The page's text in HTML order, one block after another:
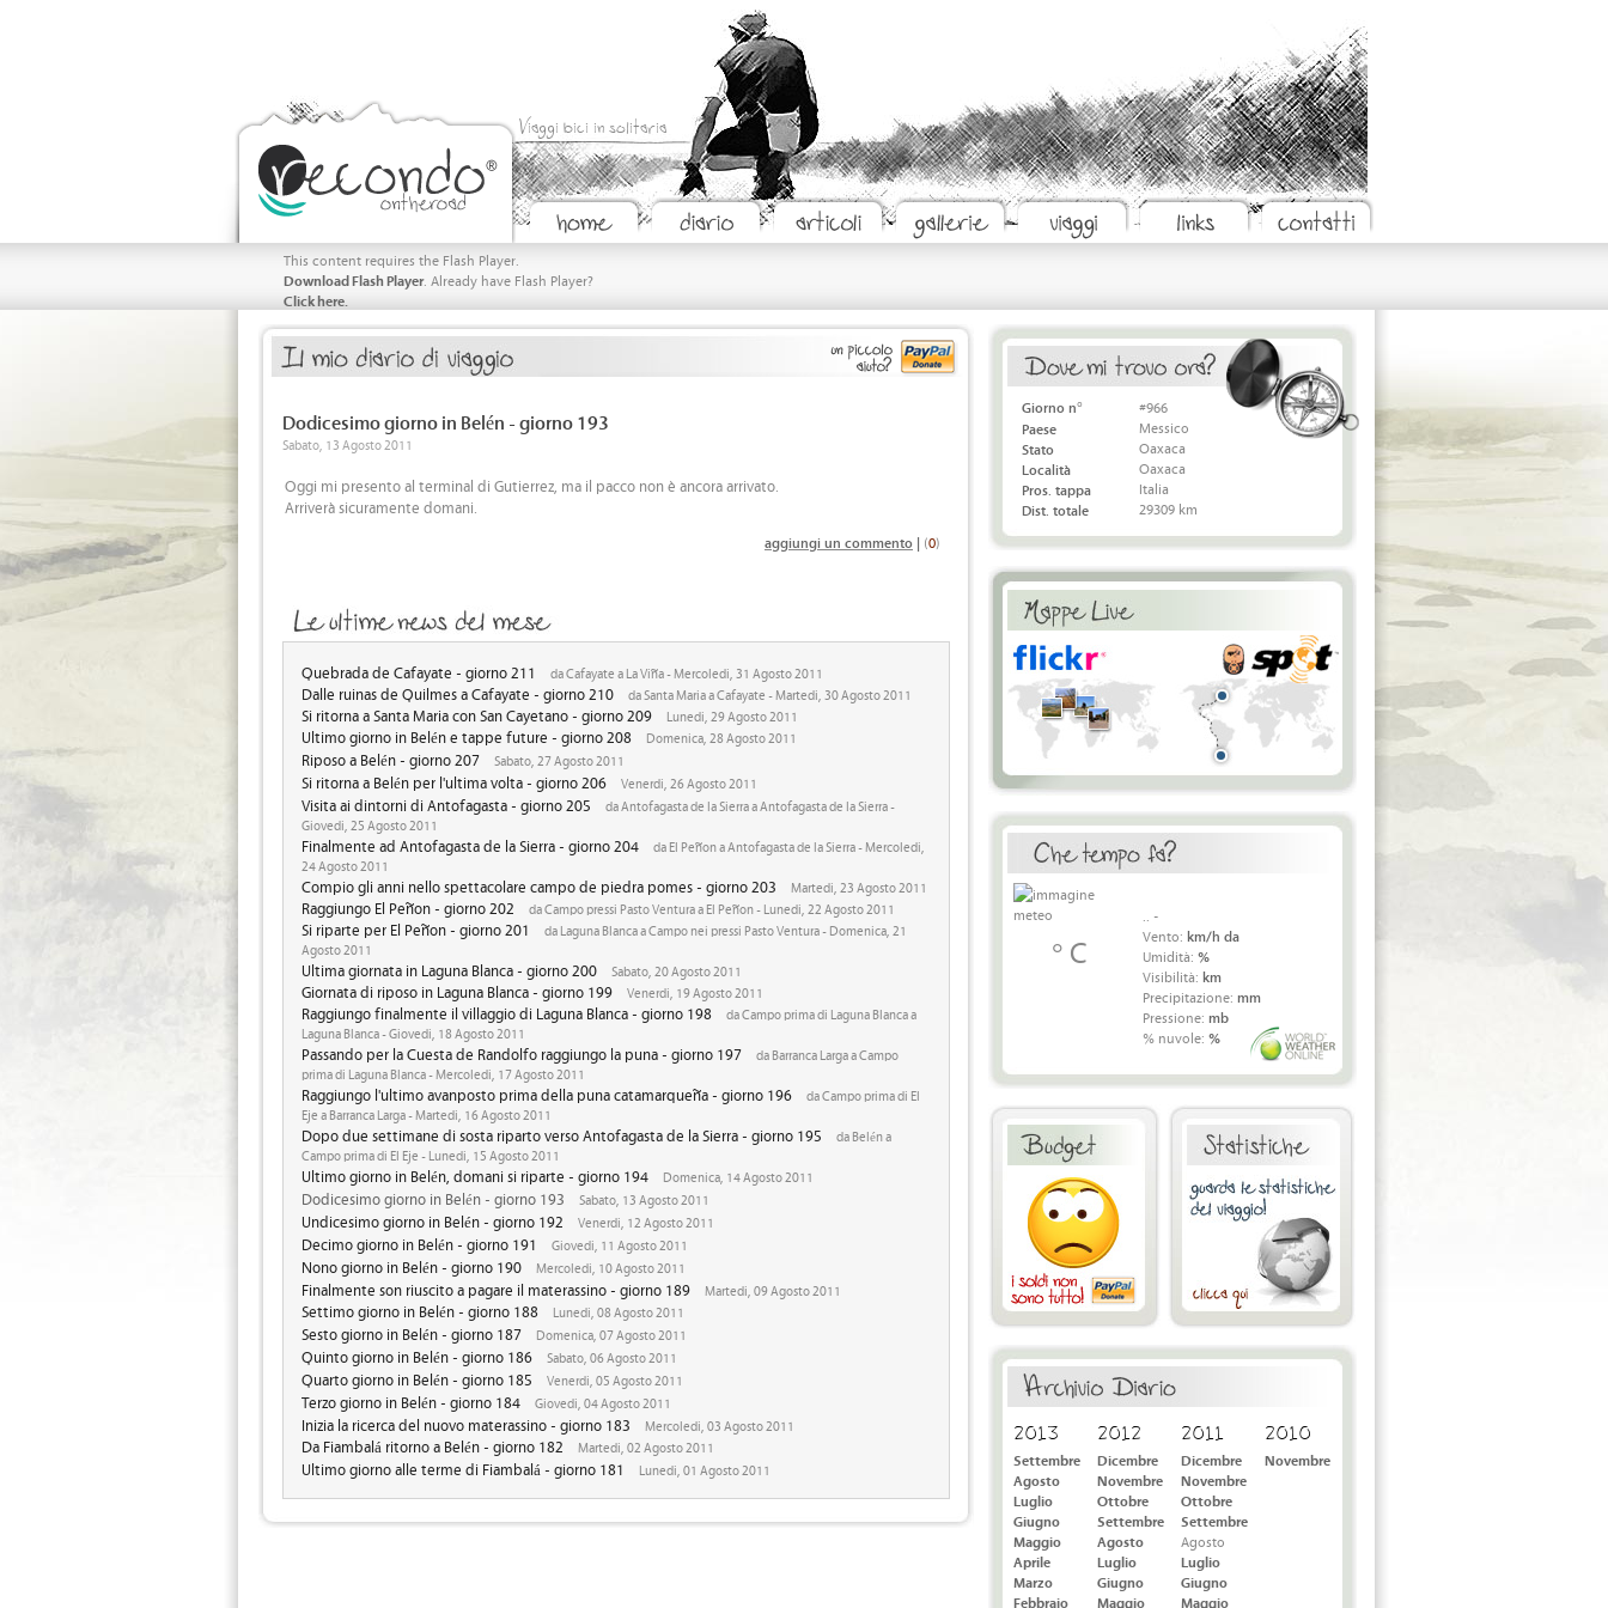
Viaggi bici in solitaria
This content requires the Flash Player.
Download Flash Player. Already have Flash Player?
Click here.
Dodicesimo giorno in Belén - giorno 193
Sabato, 13 Agosto 2011
Oggi mi presento al terminal di Gutierrez, ma il pacco non è ancora arrivato.
Arriverà sicuramente domani.
aggiungi un commento | (0)
Quebrada de Cafayate - giorno 211 da Cafayate a La Viña - Mercoledi, 31 Agosto 2011
Dalle ruinas de Quilmes a Cafayate - giorno 210 da Santa Maria a Cafayate - Martedi, 30 Agosto 2011
Si ritorna a Santa Maria con San Cayetano - giorno 209 Lunedi, 29 Agosto 2011
Ultimo giorno in Belén e tappe future - giorno 208 Domenica, 28 Agosto 2011
Riposo a Belén - giorno 207 Sabato, 27 Agosto 2011
Si ritorna a Belén per l'ultima volta - giorno 206 Venerdi, 26 Agosto 2011
Visita ai dintorni di Antofagasta - giorno 205
da Antofagasta de la Sierra a Antofagasta de la Sierra -
Giovedi, 25 Agosto 2011
Finalmente ad Antofagasta de la Sierra - giorno 204
da El Peñon a Antofagasta de la Sierra - Mercoledi,
24 Agosto 2011
Compio gli anni nello spettacolare campo de piedra pomes - giorno 203 Martedi, 23 Agosto 2011
Raggiungo El Peñon - giorno 202 da Campo pressi Pasto Ventura a El Peñon - Lunedi, 22 Agosto 2011
Si riparte per El Peñon - giorno 201
da Laguna Blanca a Campo nei pressi Pasto Ventura - Domenica, 21
Agosto 2011
Ultima giornata in Laguna Blanca - giorno 200 Sabato, 20 Agosto 2011
Giornata di riposo in Laguna Blanca - giorno 199 Venerdi, 19 Agosto 2011
Raggiungo finalmente il villaggio di Laguna Blanca - giorno 198
da Campo prima di Laguna Blanca a
Laguna Blanca - Giovedi, 18 Agosto 2011
Passando per la Cuesta de Randolfo raggiungo la puna - giorno 197
da Barranca Larga a Campo
prima di Laguna Blanca - Mercoledi, 17 Agosto 2011
Raggiungo l'ultimo avanposto prima della puna catamarqueña - giorno 196
da Campo prima di El
Eje a Barranca Larga - Martedi, 16 Agosto 2011
Dopo due settimane di sosta riparto verso Antofagasta de la Sierra - giorno 195
da Belén a
Campo prima di El Eje - Lunedi, 15 Agosto 2011
Ultimo giorno in Belén, domani si riparte - giorno 194 Domenica, 14 Agosto 2011
Dodicesimo giorno in Belén - giorno 193 Sabato, 13 Agosto 2011
Undicesimo giorno in Belén - giorno 192 Venerdi, 12 Agosto 2011
Decimo giorno in Belén - giorno 191 Giovedi, 11 Agosto 2011
Nono giorno in Belén - giorno 190 Mercoledi, 10 Agosto 2011
Finalmente son riuscito a pagare il materassino - giorno 189 Martedi, 09 Agosto 2011
Settimo giorno in Belén - giorno 188 Lunedi, 08 Agosto 2011
Sesto giorno in Belén - giorno 187 Domenica, 07 Agosto 2011
Quinto giorno in Belén - giorno 186 Sabato, 06 Agosto 2011
Quarto giorno in Belén - giorno 185 Venerdi, 05 Agosto 2011
Terzo giorno in Belén - giorno 184 Giovedi, 04 Agosto 2011
Inizia la ricerca del nuovo materassino - giorno 183 Mercoledi, 03 Agosto 2011
Da Fiambalá ritorno a Belén - giorno 182 Martedi, 02 Agosto 2011
Ultimo giorno alle terme di Fiambalá - giorno 181 Lunedi, 01 Agosto 2011
Giorno n°
Paese
Stato
Località
Pros. tappa
Dist. totale
#966
Messico
Oaxaca
Oaxaca
Italia
29309 km
° C
.. -
Vento: km/h da
Umidità: %
Visibilità: km
Precipitazione: mm
Pressione: mb
% nuvole: %
2013
Settembre
Agosto
Luglio
Giugno
Maggio
Aprile
Marzo
Febbraio
2012
Dicembre
Novembre
Ottobre
Settembre
Agosto
Luglio
Giugno
Maggio
2011
Dicembre
Novembre
Ottobre
Settembre
Agosto
Luglio
Giugno
Maggio
2010
Novembre